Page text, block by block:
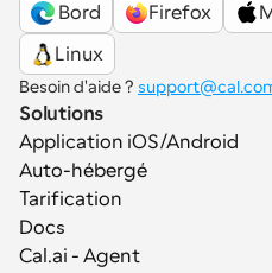
Bord
Firefox
Linux
Besoin d'aide ?
Solutions
Application iOS/Android
Auto-hébergé
Tarification
Docs
Cal.ai - Agent